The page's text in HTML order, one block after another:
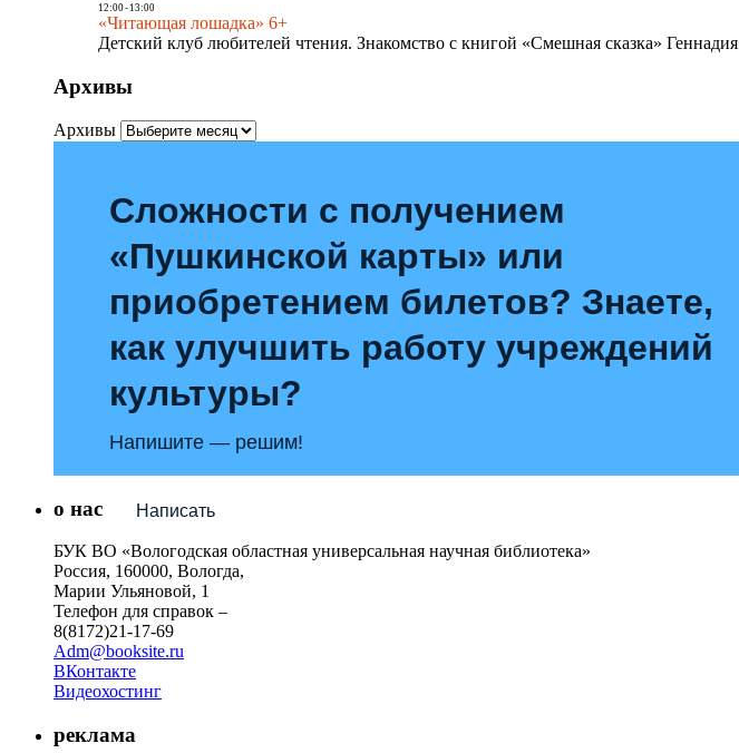
12:00- 13:00
«Читающая лошадка» 6+
Детский клуб любителей чтения. Знакомство с книгой «Смешная сказка»
Архивы
Архивы
Сложности с получением
«Пушкинской карты» или
приобретением билетов? Знаете,
как улучшить работу учреждений
культуры?
Напишите — решим!
Написать
о нас
БУК ВО «Вологодская областная универсальная научная библиотека»
Россия, 160000, Вологда,
Марии Ульяновой, 1
Телефон для справок –
8(8172)21-17-69
Adm@booksite.ru
ВКонтакте
Видеохостинг
реклама